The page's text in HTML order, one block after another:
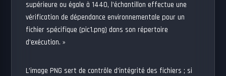
supérieure ou égale à 1440, l’échantillon effectue une
vérification de dépendance environnementale pour un
fichier spécifique (pic1.png) dans son répertoire
d’exécution. »
L’image PNG sert de contrôle d’intégrité des fichiers ; si